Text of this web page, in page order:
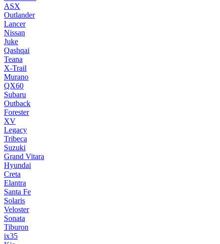
ASX
Outlander
Lancer
Nissan
Juke
Qashqai
Teana
X-Trail
Murano
QX60
Subaru
Outback
Forester
XV
Legacy
Tribeca
Suzuki
Grand Vitara
Hyundai
Creta
Elantra
Santa Fe
Solaris
Veloster
Sonata
Tiburon
ix35